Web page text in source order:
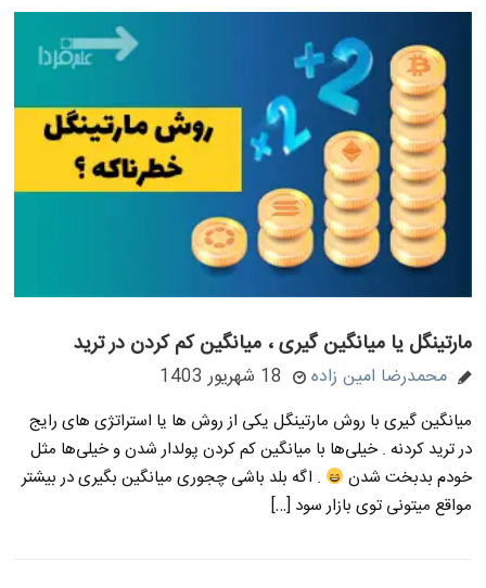
مارتینگل یا میانگین گیری ، میانگین کم کردن در ترید
محمدرضا امین زاده 18 شهریور 1403
میانگین گیری با روش مارتینگل یکی از روش ها یا استراتژی های رایج
در ترید کردنه . خیلی‌ها با میانگین کم کردن پولدار شدن و خیلی‌ها مثل
خودم بدبخت شدن
. اگه بلد باشی چجوری میانگین بگیری در بیشتر
مواقع میتونی توی بازار سود […]